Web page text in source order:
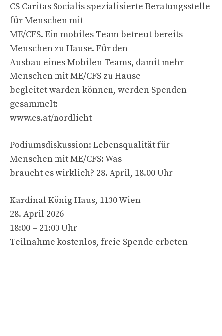
CS Caritas Socialis spezialisierte Beratungsstelle
für Menschen mit
ME/CFS. Ein mobiles Team betreut bereits
Menschen zu Hause. Für den
Ausbau eines Mobilen Teams, damit mehr
Menschen mit ME/CFS zu Hause
begleitet warden können, werden Spenden
gesammelt:
www.cs.at/nordlicht
Podiumsdiskussion: Lebensqualität für
Menschen mit ME/CFS: Was
braucht es wirklich? 28. April, 18.00 Uhr
Kardinal König Haus, 1130 Wien
28. April 2026
18:00 – 21:00 Uhr
Teilnahme kostenlos, freie Spende erbeten